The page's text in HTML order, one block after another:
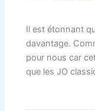
Il est étonnant
davantage.
pour nous car
que les JO